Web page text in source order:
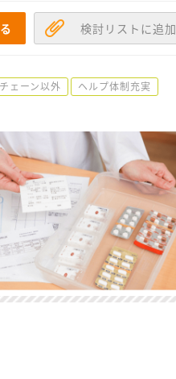
検討リストに追加
ェーン以外
ヘルプ体制充実